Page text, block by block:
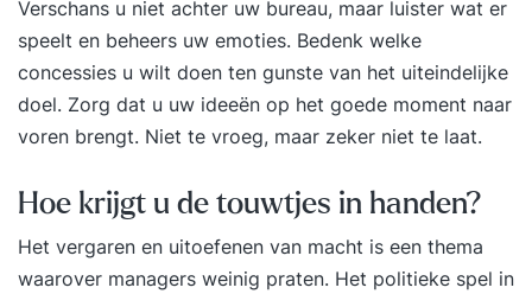
Verschans u niet achter uw bureau, maar luister wat er
speelt en beheers uw emoties. Bedenk welke
concessies u wilt doen ten gunste van het uiteindelijke
doel. Zorg dat u uw ideeën op het goede moment naar
voren brengt. Niet te vroeg, maar zeker niet te laat.
Hoe krijgt u de touwtjes in handen?
Het vergaren en uitoefenen van macht is een thema
waarover managers weinig praten. Het politieke spel in